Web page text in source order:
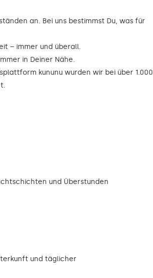
an. Bei uns bestimmst Du, was für
– immer und überall.
in Deiner Nähe.
kununu wurden wir bei über 1.000
und Überstunden
und täglicher